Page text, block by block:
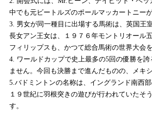
中でも元ビートルズのポールマッカートニー
3. 男女が同一種目に出場する馬術は、英国王
長女アン王女は、１９７６年モントリオール
フィリップスも、かつて総合馬術の世界大会
4. ワールドカップで史上最多の5回の優勝を
ません。今回も決勝まで進んだものの、メキ
5.バドミントンの名称は、イングランド南西
１９世紀に羽根突きの遊びが行われていたそ
す。